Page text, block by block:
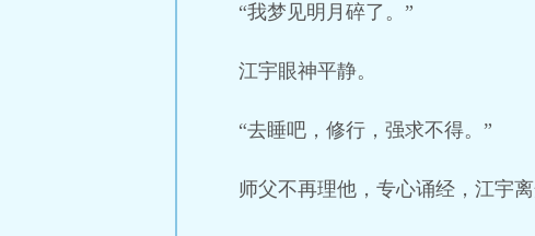
“我梦见明月碎了。”
江宇眼神平静。
“去睡吧，修行，强求不得。”
师父不再理他，专心诵经，江宇